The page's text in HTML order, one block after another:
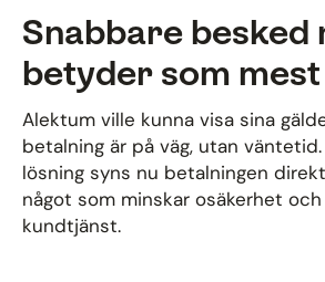
Snabbare besked
betyder som mest
Alektum ville kunna visa sina
betalning är på väg, utan
lösning syns nu betalningen
något som minskar osäkerhet
kundtjänst.